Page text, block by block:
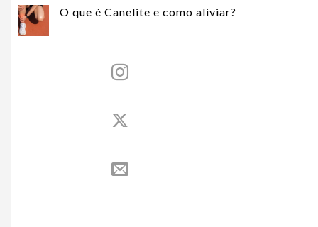
O que é Canelite e como aliviar?